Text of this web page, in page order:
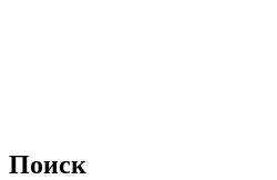
Поиск